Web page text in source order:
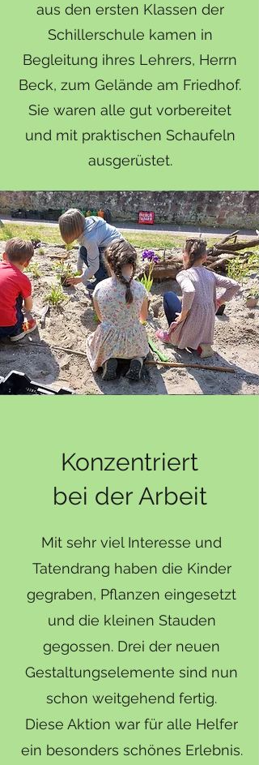
aus den ersten Klassen der
Schillerschule kamen in
Begleitung ihres Lehrers, Herrn
Beck, zum Gelände am Friedhof.
Sie waren alle gut vorbereitet
und mit praktischen Schaufeln
ausgerüstet.
Konzentriert
bei der Arbeit
Mit sehr viel Interesse und
Tatendrang haben die Kinder
gegraben, Pflanzen eingesetzt
und die kleinen Stauden
gegossen. Drei der neuen
Gestaltungselemente sind nun
schon weitgehend fertig.
Diese Aktion war für alle Helfer
ein besonders schönes Erlebnis.